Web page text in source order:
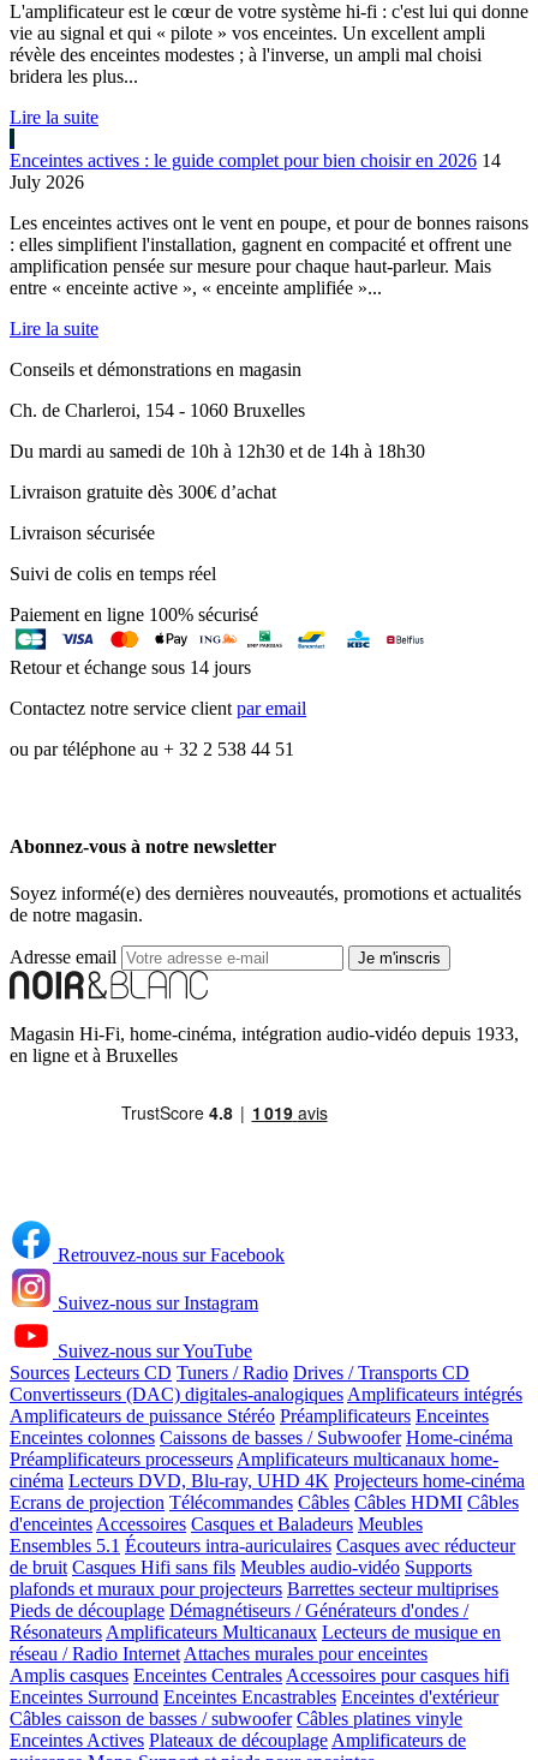
L'amplificateur est le cœur de votre système hi-fi : c'est lui qui donne
vie au signal et qui « pilote » vos enceintes. Un excellent ampli
révèle des enceintes modestes ; à l'inverse, un ampli mal choisi
bridera les plus...
Lire la suite
Enceintes actives : le guide complet pour bien choisir en 2026 14
July 2026
Les enceintes actives ont le vent en poupe, et pour de bonnes raisons
: elles simplifient l'installation, gagnent en compacité et offrent une
amplification pensée sur mesure pour chaque haut-parleur. Mais
entre « enceinte active », « enceinte amplifiée »...
Lire la suite
Conseils et démonstrations en magasin
Ch. de Charleroi, 154 - 1060 Bruxelles
Du mardi au samedi de 10h à 12h30 et de 14h à 18h30
Livraison gratuite dès 300€ d’achat
Livraison sécurisée
Suivi de colis en temps réel
Paiement en ligne 100% sécurisé
Retour et échange sous 14 jours
Contactez notre service clientpar email
ou par téléphone au + 32 2 538 44 51
Abonnez-vous à notre newsletter
Soyez informé(e) des dernières nouveautés, promotions et actualités
de notre magasin.
Adresse email Je m'inscris
Magasin Hi-Fi, home-cinéma, intégration audio-vidéo depuis 1933,
en ligne et à Bruxelles
Retrouvez-nous sur Facebook
Suivez-nous sur Instagram
Suivez-nous sur YouTube
Sources Lecteurs CD Tuners / Radio Drives / Transports CD
Convertisseurs (DAC) digitales-analogiques Amplificateurs intégrés
Amplificateurs de puissance Stéréo Préamplificateurs Enceintes
Enceintes colonnes Caissons de basses / Subwoofer Home-cinéma
Préamplificateurs processeurs Amplificateurs multicanaux home-
cinéma Lecteurs DVD, Blu-ray, UHD 4K Projecteurs home-cinéma
Ecrans de projection Télécommandes Câbles Câbles HDMI Câbles
d'enceintes Accessoires Casques et Baladeurs Meubles
Ensembles 5.1 Écouteurs intra-auriculaires Casques avec réducteur
de bruit Casques Hifi sans fils Meubles audio-vidéo Supports
plafonds et muraux pour projecteurs Barrettes secteur multiprises
Pieds de découplage Démagnétiseurs / Générateurs d'ondes /
Résonateurs Amplificateurs Multicanaux Lecteurs de musique en
réseau / Radio Internet Attaches murales pour enceintes
Amplis casques Enceintes Centrales Accessoires pour casques hifi
Enceintes Surround Enceintes Encastrables Enceintes d'extérieur
Câbles caisson de basses / subwoofer Câbles platines vinyle
Enceintes Actives Plateaux de découplage Amplificateurs de